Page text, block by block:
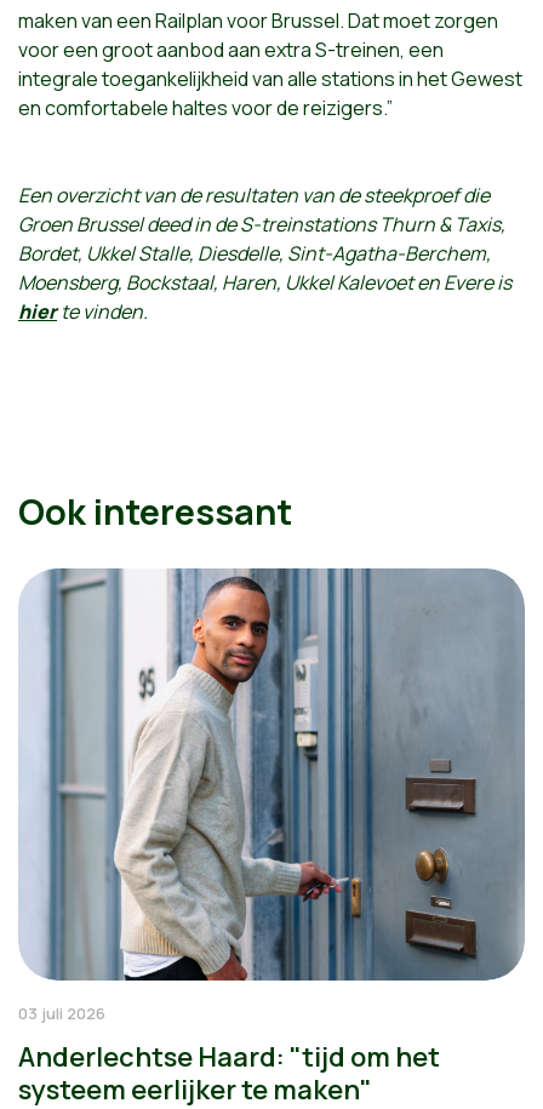
maken van een Railplan voor Brussel. Dat moet zorgen
voor een groot aanbod aan extra S-treinen, een
integrale toegankelijkheid van alle stations in het Gewest
en comfortabele haltes voor de reizigers.”
Een overzicht van de resultaten van de steekproef die
Groen Brussel deed in de S-treinstations Thurn & Taxis,
Bordet, Ukkel Stalle, Diesdelle, Sint-Agatha-Berchem,
Moensberg, Bockstaal, Haren, Ukkel Kalevoet en Evere is
hierte vinden.
Ook interessant
03 juli 2026
Anderlechtse Haard: "tijd om het
systeem eerlijker te maken"